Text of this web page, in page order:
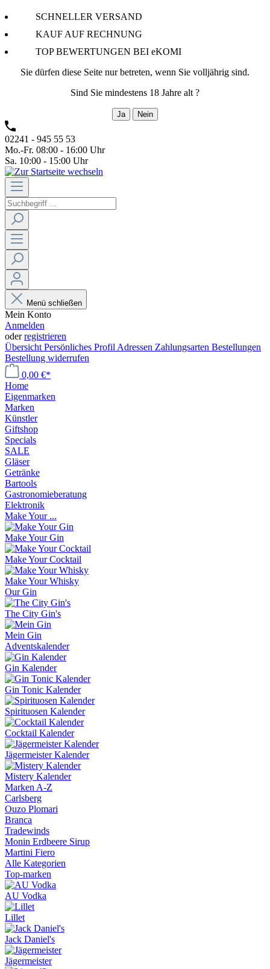
SCHNELLER VERSAND
KAUF AUF RECHNUNG
TOP BEWERTUNGEN BEI eKOMI
Sie dürfen diese Seite nur betreten, wenn Sie volljährig sind.
Sind Sie mindestens 18 Jahre alt ?
Ja Nein
02241 - 945 55 53
Mo.-Fr. 08:00 - 16:00 Uhr
Sa. 10:00 - 15:00 Uhr
Menü schließen
Mein Konto
Anmelden
oderregistrieren
Übersicht Persönliches Profil Adressen Zahlungsarten Bestellungen
Bestellung widerrufen
0,00 €*
Home
Eigenmarken
Marken
Künstler
Giftshop
Specials
SALE
Gläser
Getränke
Bartools
Gastronomieberatung
Elektronik
Make Your ...
Make Your Gin
Make Your Cocktail
Make Your Whisky
Our Gin
The City Gin's
Mein Gin
Adventskalender
Gin Kalender
Gin Tonic Kalender
Spirituosen Kalender
Cocktail Kalender
Jägermeister Kalender
Mistery Kalender
Marken A-Z
Carlsberg
Ouzo Plomari
Branca
Tradewinds
Monin Erdbeere Sirup
Martini Fiero
Alle Kategorien
Top-marken
AU Vodka
Lillet
Jack Daniel's
Jägermeister